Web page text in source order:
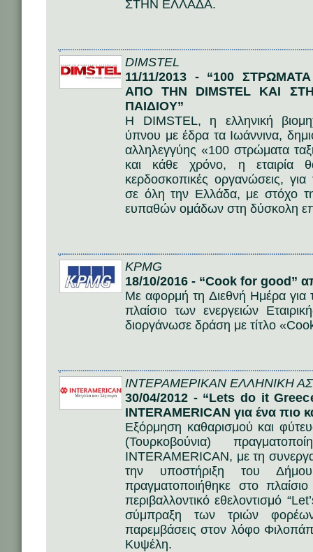
ΣΤΗΝ ΕΛΛΑΔΑ.
DIMSTEL
11/11/2013 - “100
ΑΠΟ ΤΗΝ DIMSTEL ΚΑΙ
ΠΑΙΔΙΟΥ”
Η DIMSTEL, η ελληνική
ύπνου με έδρα τα Ιωάννινα,
αλληλεγγύης «100 στρώματα
και κάθε χρόνο, η εταιρία
κερδοσκοπικές οργανώσεις,
σε όλη την Ελλάδα, με στόχο
ευπαθών ομάδων στη δύσκολη
KPMG
18/10/2016 - “Cook for good”
Με αφορμή τη Διεθνή Ημέρα για
πλαίσιο των ενεργειών
διοργάνωσε δράση με τίτλο
ΙΝΤΕΡΑΜΕΡΙΚΑΝ ΕΛΛΗΝΙΚΗ
30/04/2012 - “Lets do it
INTERAMERICAN για ένα πιο
Εξόρμηση καθαρισμού και
(Τουρκοβούνια)
INTERAMERICAN, με τη
την υποστήριξη του
πραγματοποιήθηκε στο
περιβαλλοντικό εθελοντισμό
σύμπραξη των τριών
παρεμβάσεις στον λόφο
Κυψέλη.